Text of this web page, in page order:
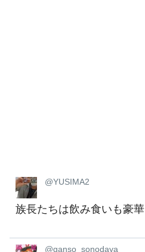
@YUSIMA2
族長たちは飲み食いも豪華
@ganso_sonodaya